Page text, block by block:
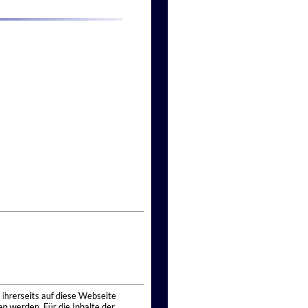
auf diese Webseite